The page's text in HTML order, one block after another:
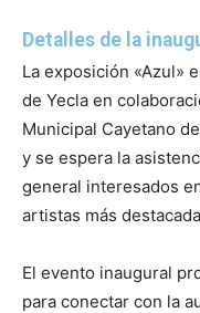
Detalles de la
La exposición «Azul»
de Yecla en
Municipal Cayetano
y se espera la
general interesados
artistas más
El evento inaugural
para conectar con la